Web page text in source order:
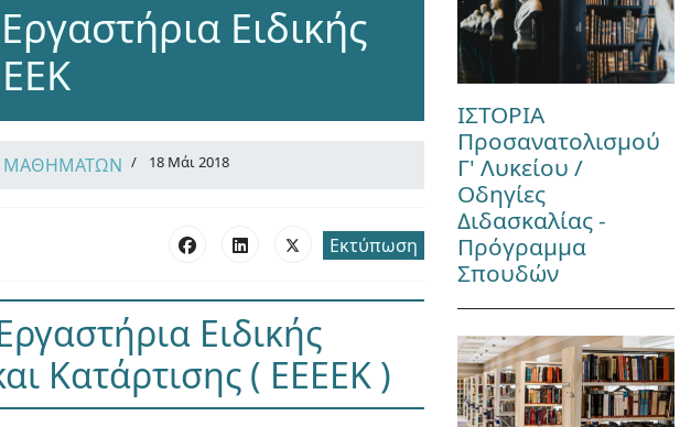
Ειδικής
ΜΑΘΗΜΑΤΩΝ 18 Μάι 2018
Εκτύπωση
Ειδικής
Κατάρτισης ( ΕΕΕΕΚ )
ΙΣΤΟΡΙΑ
Προσανατολισμού
Γ' Λυκείου /
Οδηγίες
Διδασκαλίας -
Πρόγραμμα
Σπουδών